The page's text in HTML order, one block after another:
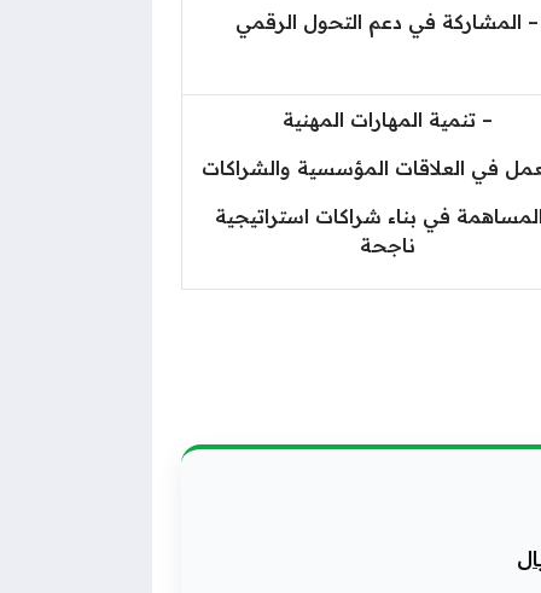
– المشاركة في دعم التحول الرقمي
– تنمية المهارات المهنية
في العلاقات المؤسسية والشراكات
في بناء شراكات استراتيجية
ناجحة